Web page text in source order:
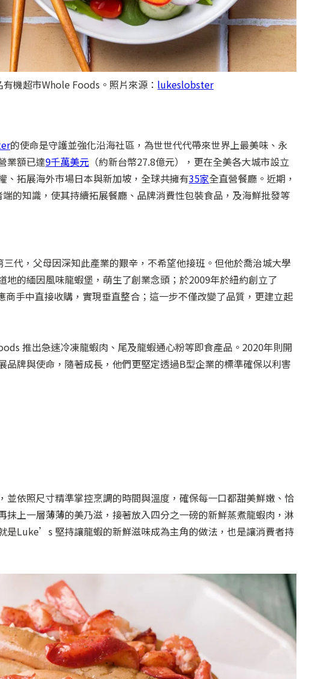
機超市Whole Foods。照片來源： lukeslobster
的使命是守護並強化沿海社區，為世世代代帶來世界上最美味、永
業額已達9千萬美元 （約新台幣27.8億元），更在全美各大城市設立
、拓展海外市場日本與新加坡，全球共擁有35家全直營餐廳。近期，
端的知識，使其持續拓展餐廳、品牌消費性包裝食品，及海鮮批發等
代，父母因深知此產業的艱辛，不希望他接班。但他於喬治城大學
的緬因風味龍蝦堡，萌生了創業念頭；於2009年於紐約創立了
手中直接收購，實現垂直整合；這一步不僅改變了品質，更建立起
推出急速冷凍龍蝦肉、尾及龍蝦通心粉等即食產品。2020年則開
牌與使命，隨著成長，他們更堅定透過B型企業的標準確保以利害
依照尺寸精準掌控烹調的時間與溫度，確保每一口都甜美鮮嫩、恰
上一層薄薄的美乃滋，接著放入四分之一磅的新鮮蒸煮龍蝦肉，淋
是Luke’s 堅持讓龍蝦的新鮮滋味成為主角的做法，也是讓消費者持